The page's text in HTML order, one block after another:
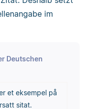
im
Deutschen
et eksempel på
sitat.